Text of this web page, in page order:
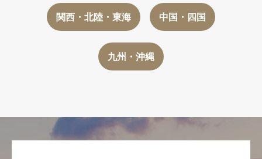
関西・北陸・東海 中国・四国
九州・沖縄